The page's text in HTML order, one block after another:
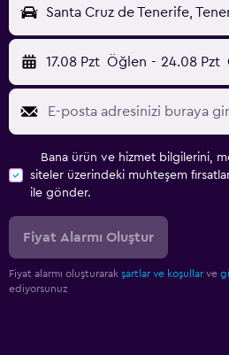
Santa Cruz de Tenerife,
17.08 Pzt Öğlen - 24.08 Pzt
Bana ürün ve hizmet bilgilerini,
siteler üzerindeki muhteşem
ile gönder.
Fiyat Alarmı Oluştur
Fiyat alarmı oluşturarak şartlar ve koşullar ve
ediyorsunuz